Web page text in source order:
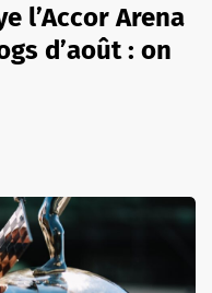
l’Accor Arena
d’août : on